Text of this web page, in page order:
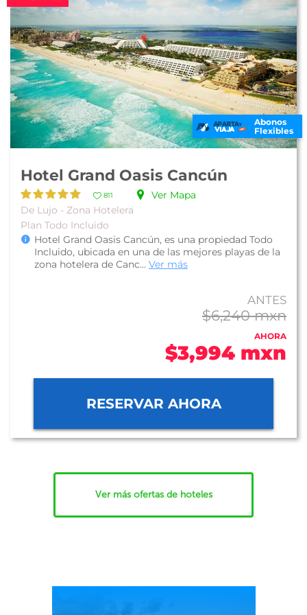
Abonos
Flexibles
Hotel Grand Oasis Cancún
811
Ver Mapa
De Lujo - Zona Hotelera
Plan Todo Incluido
Hotel Grand Oasis Cancún, es una propiedad Todo
Incluido, ubicada en una de las mejores playas de la
zona hotelera de Canc... Ver más
ANTES
$6,240 mxn
AHORA
$3,994 mxn
RESERVAR AHORA
Ver más ofertas de hoteles